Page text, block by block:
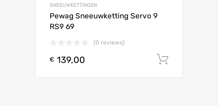
SNEEUWKETTINGEN
Pewag Sneeuwketting Servo 9
RS9 69
(0 reviews)
€ 139,00